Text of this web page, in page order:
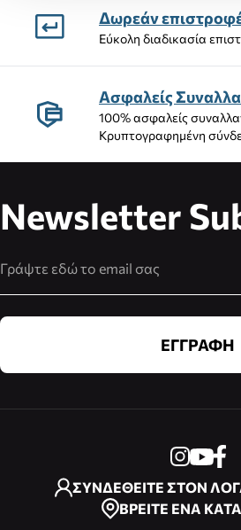
Δωρεάν
Εύκολη διαδικασία
Ασφαλείς
100% ασφαλείς
Κρυπτογραφημένη
Newsletter
ΕΓΓΡΑΦΗ
ΣΥΝΔΕΘΕΙΤΕ ΣΤΟΝ
ΒΡΕΙΤΕ ΕΝΑ